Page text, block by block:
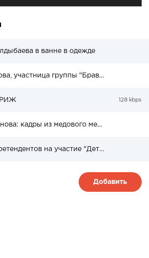
в ванне в одежде
Шахло Зоирова, участница группы "Браво" была в свадебном платье
128 kbps
Жанар Айжанова: кадры из медового месяца дочери
Список 30 претендентов на участие "Детский Евровидение" из Казахстана
Добавить